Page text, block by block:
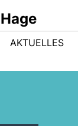
AKTUELLES